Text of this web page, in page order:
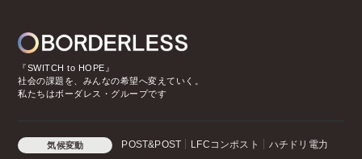
『SWITCH to HOPE』
社会の課題を、みんなの希望へ変えていく。
私たちはボーダレス・グループです
気候変動 POST&POST LFCコンポスト ハチドリ電力